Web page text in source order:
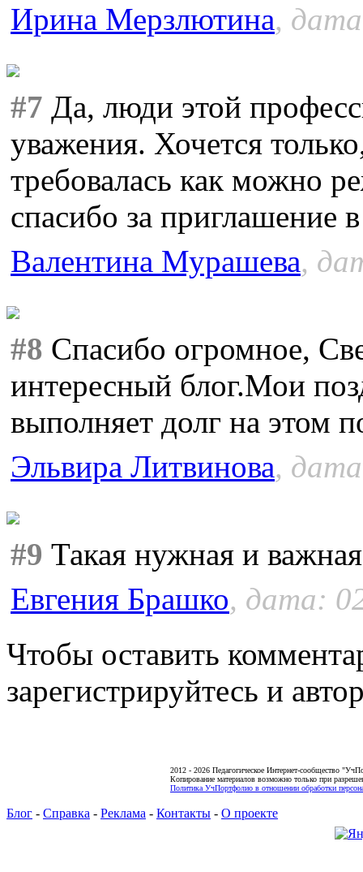
Ирина Мерзлютина,
#7 Да, люди этой
уважения. Хочется
требовалась как можно
спасибо за приглашение
Валентина Мурашева,
#8 Спасибо огромное,
интересный блог.Мои
выполняет долг на этом
Эльвира Литвинова,
#9 Такая нужная и
Евгения Брашко, дата:
Чтобы оставить
зарегистрируйтесь и
2012 - 2026 Педагогическое Интернет-сообщество
Копирование материалов возможно только при
Политика УчПортфолио в отношении обработки
Блог - Справка - Реклама - Контакты - О проекте